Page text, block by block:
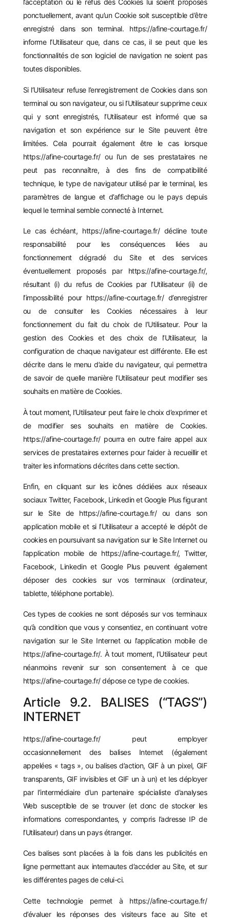
l’acceptation ou le refus des Cookies lui soient proposés
ponctuellement, avant qu’un Cookie soit susceptible d’être
enregistré dans son terminal. https://afine-courtage.fr/
informe l’Utilisateur que, dans ce cas, il se peut que les
fonctionnalités de son logiciel de navigation ne soient pas
toutes disponibles.
Si l’Utilisateur refuse l’enregistrement de Cookies dans son
terminal ou son navigateur, ou si l’Utilisateur supprime ceux
qui y sont enregistrés, l’Utilisateur est informé que sa
navigation et son expérience sur le Site peuvent être
limitées. Cela pourrait également être le cas lorsque
https://afine-courtage.fr/ou l’un de ses prestataires ne
peut pas reconnaître, à des fins de compatibilité
technique, le type de navigateur utilisé par le terminal, les
paramètres de langue et d’affichage ou le pays depuis
lequel le terminal semble connecté à Internet.
Le cas échéant, https://afine-courtage.fr/décline toute
responsabilité pour les conséquences liées au
fonctionnement dégradé du Site et des services
éventuellement proposés par https://afine-courtage.fr/,
résultant (i) du refus de Cookies par l’Utilisateur (ii) de
l’impossibilité pour https://afine-courtage.fr/d’enregistrer
ou de consulter les Cookies nécessaires à leur
fonctionnement du fait du choix de l’Utilisateur. Pour la
gestion des Cookies et des choix de l’Utilisateur, la
configuration de chaque navigateur est différente. Elle est
décrite dans le menu d’aide du navigateur, qui permettra
de savoir de quelle manière l’Utilisateur peut modifier ses
souhaits en matière de Cookies.
À tout moment, l’Utilisateur peut faire le choix d’exprimer et
de modifier ses souhaits en matière de Cookies.
https://afine-courtage.fr/pourra en outre faire appel aux
services de prestataires externes pour l’aider à recueillir et
traiter les informations décrites dans cette section.
Enfin, en cliquant sur les icônes dédiées aux réseaux
sociaux Twitter, Facebook, Linkedin et Google Plus figurant
sur le Site de https://afine-courtage.fr/ou dans son
application mobile et si l’Utilisateur a accepté le dépôt de
cookies en poursuivant sa navigation sur le Site Internet ou
l’application mobile de https://afine-courtage.fr/, Twitter,
Facebook, Linkedin et Google Plus peuvent également
déposer des cookies sur vos terminaux (ordinateur,
tablette, téléphone portable).
Ces types de cookies ne sont déposés sur vos terminaux
qu’à condition que vous y consentiez, en continuant votre
navigation sur le Site Internet ou l’application mobile de
https://afine-courtage.fr/. À tout moment, l’Utilisateur peut
néanmoins revenir sur son consentement à ce que
https://afine-courtage.fr/dépose ce type de cookies.
Article 9.2. BALISES (“TAGS”)
INTERNET
https://afine-courtage.fr/peut employer
occasionnellement des balises Internet (également
appelées « tags », ou balises d’action, GIF à un pixel, GIF
transparents, GIF invisibles et GIF un à un) et les déployer
par l’intermédiaire d’un partenaire spécialiste d’analyses
Web susceptible de se trouver (et donc de stocker les
informations correspondantes, y compris l’adresse IP de
l’Utilisateur) dans un pays étranger.
Ces balises sont placées à la fois dans les publicités en
ligne permettant aux internautes d’accéder au Site, et sur
les différentes pages de celui-ci.
Cette technologie permet à https://afine-courtage.fr/
d’évaluer les réponses des visiteurs face au Site et